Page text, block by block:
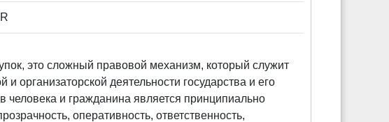
это сложный правовой механизм, который служит
организаторской деятельности государства и его
человека и гражданина является принципиально
оперативность, ответственность,